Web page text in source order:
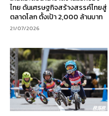
ไทย ดันเศรษฐกิจสร้างสรรค์ไทยสู่
ตลาดโลก ตั้งเป้า 2,000 ล้านบาท
21/07/2026